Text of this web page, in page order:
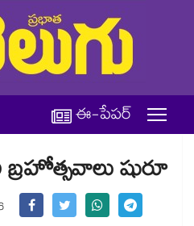
ఈ-పేపర్
షురూ